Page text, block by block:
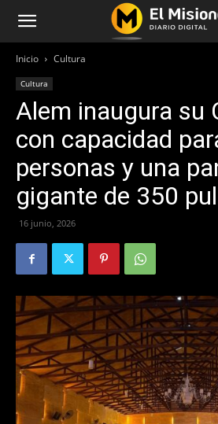
Inicio Cultura
Cultura
Alem inaugura su
con capacidad
personas y una
gigante de 350
16 junio, 2026